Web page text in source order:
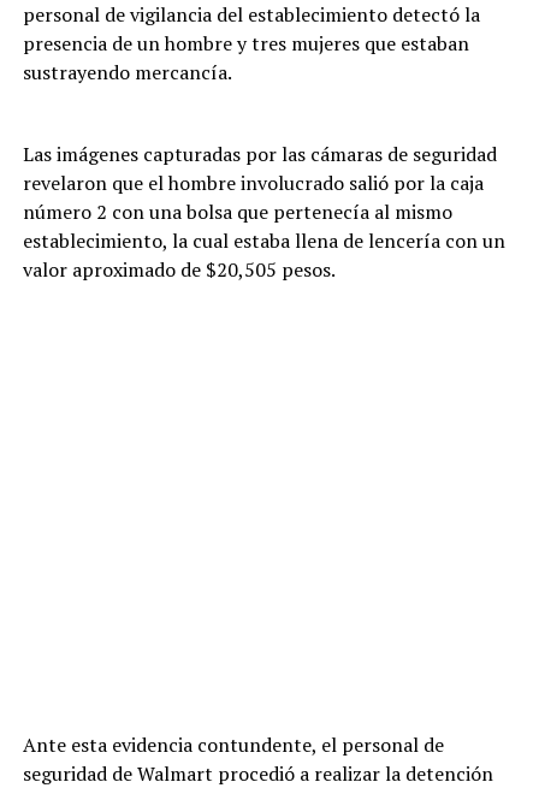
personal de vigilancia del establecimiento detectó la
presencia de un hombre y tres mujeres que estaban
sustrayendo mercancía.
Las imágenes capturadas por las cámaras de seguridad
revelaron que el hombre involucrado salió por la caja
número 2 con una bolsa que pertenecía al mismo
establecimiento, la cual estaba llena de lencería con un
valor aproximado de $20,505 pesos.
Ante esta evidencia contundente, el personal de
seguridad de Walmart procedió a realizar la detención